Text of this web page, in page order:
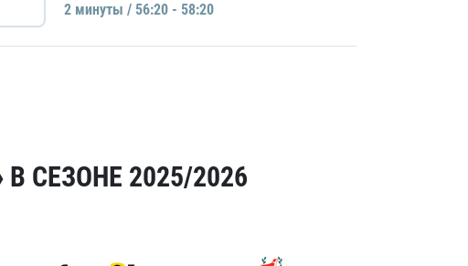
2 минуты / 56:20 - 58:20
СЕЗОНЕ 2025/2026